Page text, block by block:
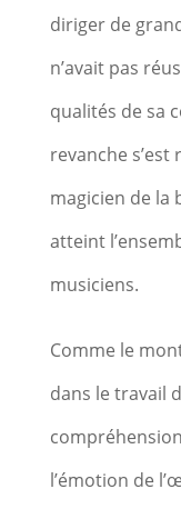
diriger de
n’avait pas
qualités de sa
revanche
magicien de la
atteint
musiciens.
Comme le
dans le travail
l’émotion de